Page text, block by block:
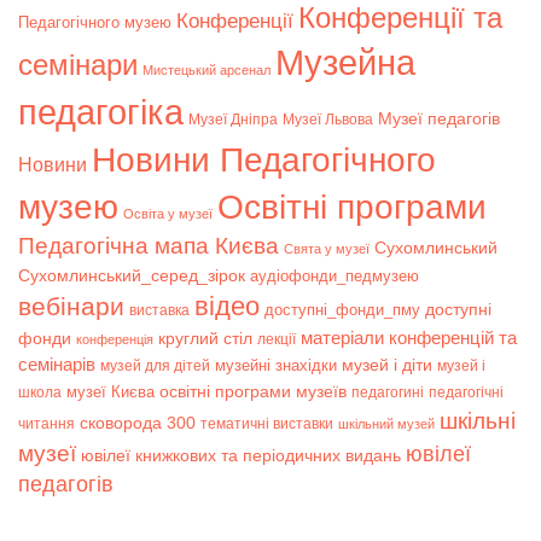
Педагогічного музею Конференції Конференції та
семінари Мистецький арсенал Музейна
педагогіка Музеї Дніпра Музеї Львова Музеї педагогів
Новини Новини Педагогічного
музею Освіта у музеї Освітні програми
Педагогічна мапа Києва Свята у музеї Сухомлинський
Сухомлинський_серед_зірок аудіофонди_педмузею
вебінари виставка відео доступні_фонди_пму доступні
фонди конференція круглий стіл лекції матеріали конференцій та
семінарів музей для дітей музейні знахідки музей і діти музей і
школа музеї Києва освітні програми музеїв педагогині педагогічні
читання сковорода 300 тематичні виставки шкільний музей шкільні
музеї ювілеї книжкових та періодичних видань ювілеї
педагогів